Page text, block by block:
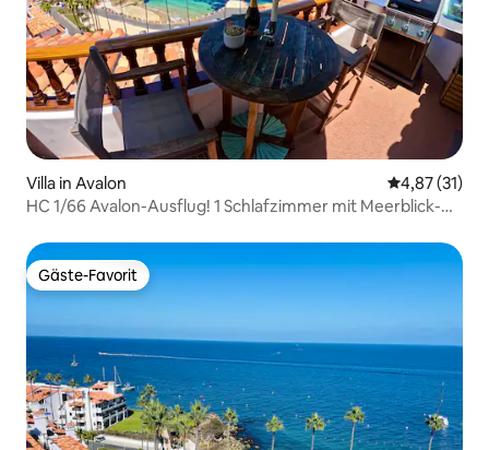
Villa in Avalon
4,87 (31)
HC 1/66 Avalon-Ausflug! 1 Schlafzimmer mit Meerblick-
Gäste-Favorit
Gäste-Favorit